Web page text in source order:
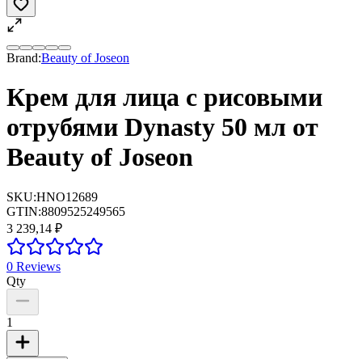
Brand:Beauty of Joseon
Крем для лица с рисовыми
отрубями Dynasty 50 мл от
Beauty of Joseon
SKU:HNO12689
GTIN:8809525249565
3 239,14 ₽
0 Reviews
Qty
1